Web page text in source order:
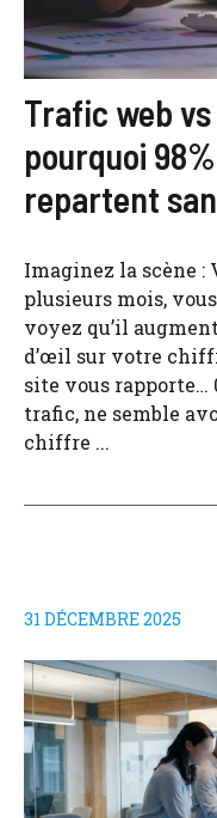
Trafic web
pourquoi
repartent
Imaginez la scène :
plusieurs mois,
voyez qu’il
d’œil sur votre
site vous rapporte…
trafic, ne semble
chiffre ...
31 DÉCEMBRE 2025